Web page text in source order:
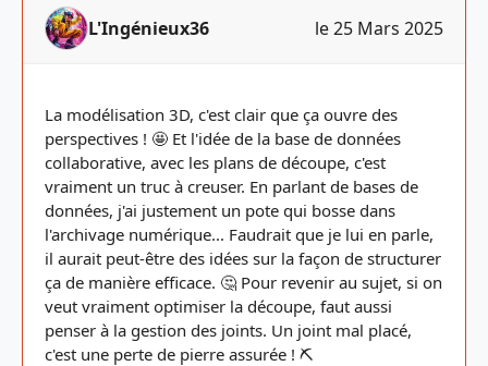
L'Ingénieux36 le 25 Mars 2025
La modélisation 3D, c'est clair que ça ouvre des
perspectives ! 🤩 Et l'idée de la base de données
collaborative, avec les plans de découpe, c'est
vraiment un truc à creuser. En parlant de bases de
données, j'ai justement un pote qui bosse dans
l'archivage numérique... Faudrait que je lui en parle,
il aurait peut-être des idées sur la façon de structurer
ça de manière efficace. 🤔 Pour revenir au sujet, si on
veut vraiment optimiser la découpe, faut aussi
penser à la gestion des joints. Un joint mal placé,
c'est une perte de pierre assurée ! ⛏️